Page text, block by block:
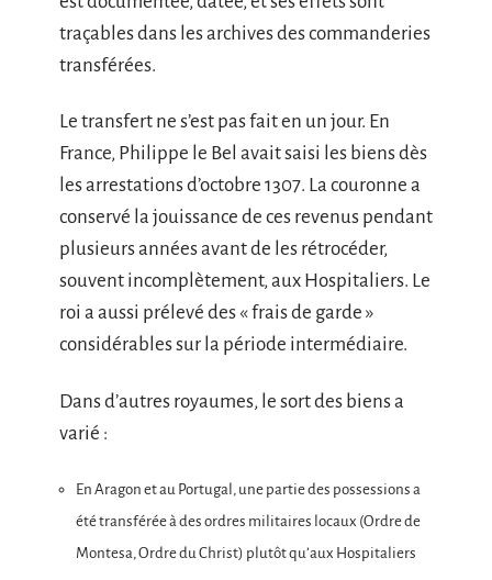
traçables dans les archives des commanderies
transférées.
Le transfert ne s’est pas fait en un jour. En
France, Philippe le Bel avait saisi les biens dès
les arrestations d’octobre 1307. La couronne a
conservé la jouissance de ces revenus pendant
plusieurs années avant de les rétrocéder,
souvent incomplètement, aux Hospitaliers. Le
roi a aussi prélevé des « frais de garde »
considérables sur la période intermédiaire.
Dans d’autres royaumes, le sort des biens a
varié :
En Aragon et au Portugal, une partie des possessions a
été transférée à des ordres militaires locaux (Ordre de
Montesa, Ordre du Christ) plutôt qu’aux Hospitaliers